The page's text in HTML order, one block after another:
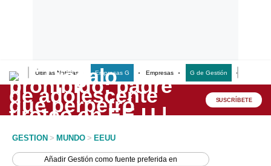
Últimas Noticias Empresas G Empresas G de Gestión
Lo último
Peru Quiosco SUSCRÍBETE
GESTION > MUNDO > EEUU
AñadirGestión como fuente preferida en